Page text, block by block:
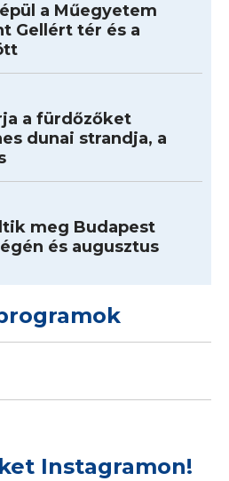
a Műegyetem
Gellért tér és a
a fürdőzőket
dunai strandja, a
meg Budapest
és augusztus
Instagramon!